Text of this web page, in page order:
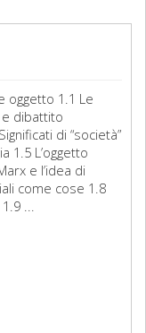
oggetto 1.1 Le
e dibattito
di “società”
1.5 L’oggetto
e l’idea di
come cose 1.8
...